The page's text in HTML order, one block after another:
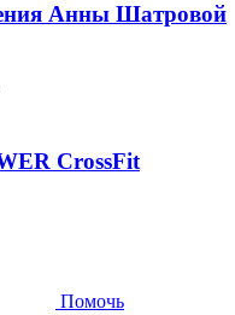
Анны Шатровой
CrossFit
Помочь